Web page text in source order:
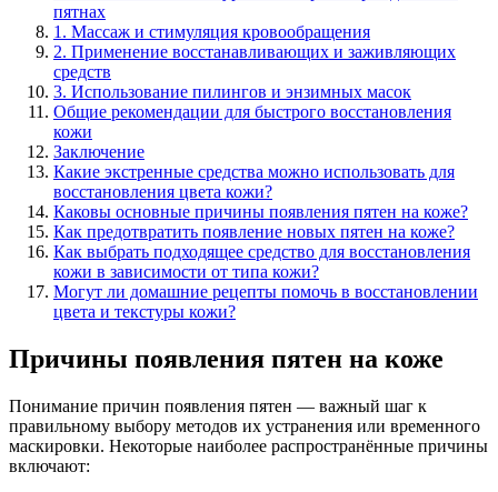
пятнах
1. Массаж и стимуляция кровообращения
2. Применение восстанавливающих и заживляющих
средств
3. Использование пилингов и энзимных масок
Общие рекомендации для быстрого восстановления
кожи
Заключение
Какие экстренные средства можно использовать для
восстановления цвета кожи?
Каковы основные причины появления пятен на коже?
Как предотвратить появление новых пятен на коже?
Как выбрать подходящее средство для восстановления
кожи в зависимости от типа кожи?
Могут ли домашние рецепты помочь в восстановлении
цвета и текстуры кожи?
Причины появления пятен на коже
Понимание причин появления пятен — важный шаг к
правильному выбору методов их устранения или временного
маскировки. Некоторые наиболее распространённые причины
включают: